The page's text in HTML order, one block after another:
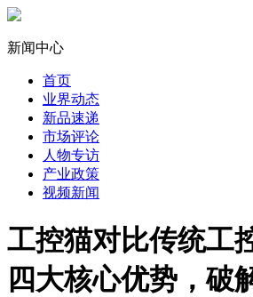
新闻中心
首页
业界动态
新品速递
市场评论
人物专访
产业政策
视频新闻
工控猫对比传统工
四大核心优势，破